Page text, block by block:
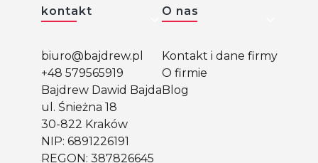
Linki w stopce
kontakt
biuro@bajdrew.pl
+48 579565919
Bajdrew Dawid Bajda
ul. Śnieżna 18
30-822 Kraków
NIP: 6891226191
REGON: 387826645
O nas
Kontakt i dane firmy
O firmie
Blog